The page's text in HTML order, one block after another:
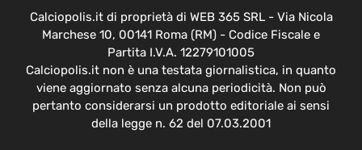
Calciopolis.it di proprietà di WEB 365 SRL - Via Nicola
Marchese 10, 00141 Roma (RM) - Codice Fiscale e
Partita I.V.A. 12279101005
Calciopolis.it non è una testata giornalistica, in quanto
viene aggiornato senza alcuna periodicità. Non può
pertanto considerarsi un prodotto editoriale ai sensi
della legge n. 62 del 07.03.2001